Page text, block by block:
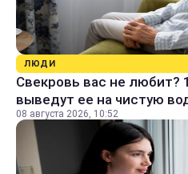
ЛЮДИ
Свекровь вас не любит?
выведут ее на чистую
08 августа 2026, 10:52